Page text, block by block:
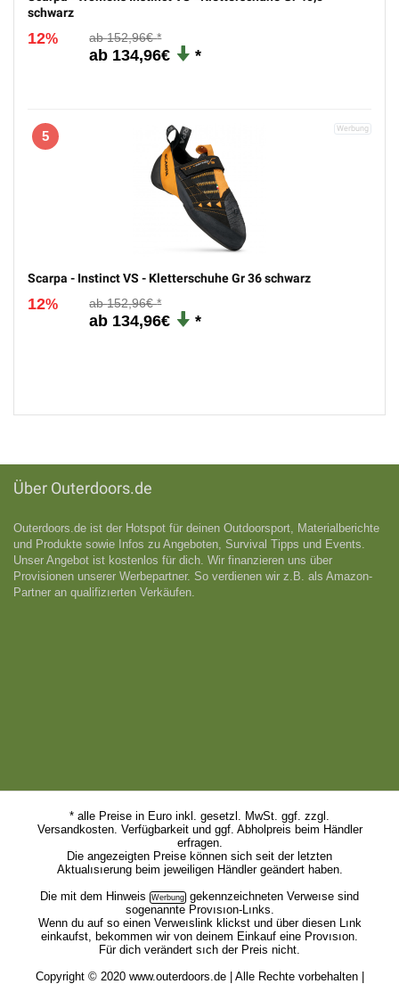
schwarz
12% 152,96€
134,96€
5
Scarpa - Instinct VS - Kletterschuhe Gr 36 schwarz
12% 152,96€
134,96€
Über Outerdoors.de
Outerdoors.de ist der Hotspot für deinen Outdoorsport, Materialberichte
und Produkte sowie Infos zu Angeboten, Survival Tipps und Events.
Unser Angebot ist kostenlos für dich. Wir finanzieren uns über
Provisionen unserer Werbepartner. So verdienen wir z.B. als Amazon-
Partner an qualifizıerten Verkäufen.
* alle Preise in Euro inkl. gesetzl. MwSt. ggf. zzgl.
Versandkosten. Verfügbarkeit und ggf. Abholpreis beim Händler
erfragen.
Die angezeigten Preise können sich seit der letzten
Aktualısıerung beim jeweiligen Händler geändert haben.
Die mit dem Hinweis
gekennzeichneten Verweıse sind
sogenannte Provısıon-Lınks.
Wenn du auf so einen Verweıslink klickst und über diesen Lınk
einkaufst, bekommen wir von deinem Einkauf eine Provısıon.
Für dich verändert sıch der Preis nicht.
Copyright © 2020 www.outerdoors.de | Alle Rechte vorbehalten |